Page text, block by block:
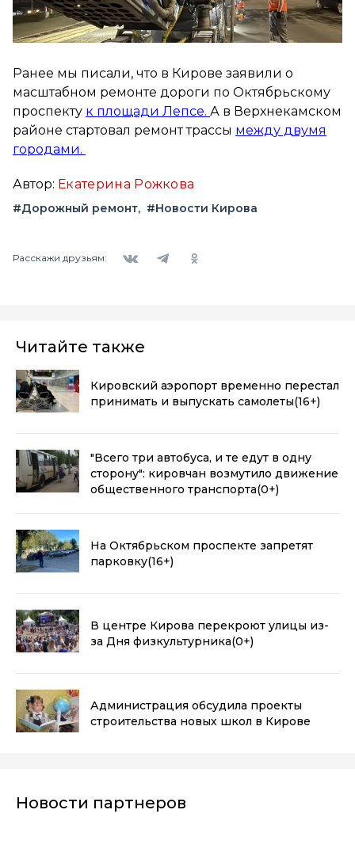
Ранее мы писали, что в Кирове заявили о
масштабном ремонте дороги по Октябрьскому
проспекту к площади Лепсе. А в Верхнекамском
районе стартовал ремонт трассы между двумя
городами.
Автор: Екатерина Рожкова
#Дорожный ремонт #Новости Кирова
Расскажи друзьям:
Читайте также
Кировский аэропорт временно перестал
принимать и выпускать самолеты(16+)
"Всего три автобуса, и те едут в одну
сторону": кировчан возмутило движение
общественного транспорта(0+)
На Октябрьском проспекте запретят
парковку(16+)
В центре Кирова перекроют улицы из-
за Дня физкультурника(0+)
Администрация обсудила проекты
строительства новых школ в Кирове
Новости партнеров